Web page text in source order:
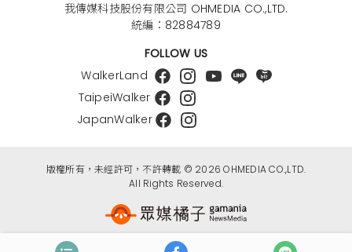
我傳媒科技股份有限公司 OHMEDIA CO.,LTD.
統編：82884789
FOLLOW US
WalkerLand
TaipeiWalker
JapanWalker
版權所有，未經許可，不許轉載 © 2026 OHMEDIA CO.,LTD.
All Rights Reserved.